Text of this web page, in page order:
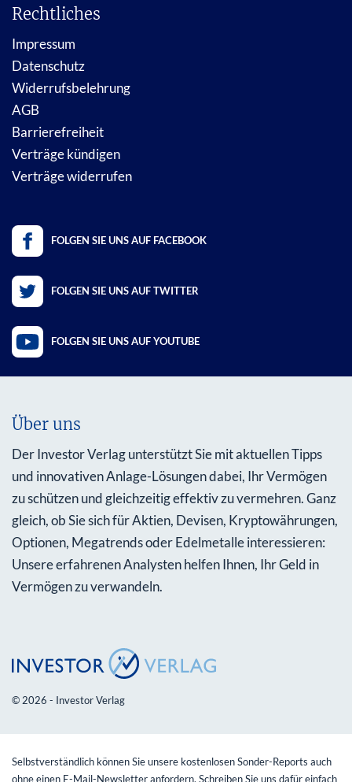
Rechtliches
Impressum
Datenschutz
Widerrufsbelehrung
AGB
Barrierefreiheit
Verträge kündigen
Verträge widerrufen
FOLGEN SIE UNS AUF FACEBOOK
FOLGEN SIE UNS AUF TWITTER
FOLGEN SIE UNS AUF YOUTUBE
Über uns
Der Investor Verlag unterstützt Sie mit aktuellen Tipps
und innovativen Anlage-Lösungen dabei, Ihr Vermögen
zu schützen und gleichzeitig effektiv zu vermehren. Ganz
gleich, ob Sie sich für Aktien, Devisen, Kryptowährungen,
Optionen, Megatrends oder Edelmetalle interessieren:
Unsere erfahrenen Analysten helfen Ihnen, Ihr Geld in
Vermögen zu verwandeln.
© 2026 - Investor Verlag
Selbstverständlich können Sie unsere kostenlosen Sonder-Reports auch
ohne einen E-Mail-Newsletter anfordern. Schreiben Sie uns dafür einfach